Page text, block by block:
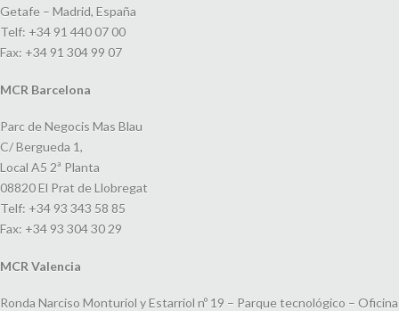
Getafe – Madrid, España
Telf: +34 91 440 07 00
Fax: +34 91 304 99 07
MCR Barcelona
Parc de Negocis Mas Blau
C/ Bergueda 1,
Local A5 2ª Planta
08820 El Prat de Llobregat
Telf: +34 93 343 58 85
Fax: +34 93 304 30 29
MCR Valencia
Ronda Narciso Monturiol y Estarriol nº 19 – Parque tecnológico – Oficina